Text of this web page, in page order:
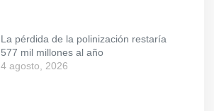
La pérdida de la polinización restaría
577 mil millones al año
4 agosto, 2026